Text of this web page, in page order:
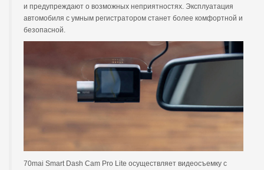
и предупреждают о возможных неприятностях. Эксплуатация
автомобиля с умным регистратором станет более комфортной и
безопасной.
70mai Smart Dash Cam Pro Lite осуществляет видеосъемку с